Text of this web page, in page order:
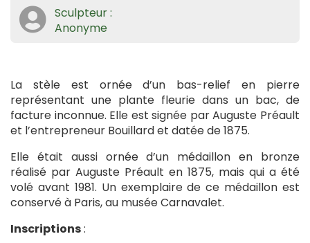
Sculpteur :
Anonyme
La stèle est ornée d’un bas-relief en pierre
représentant une plante fleurie dans un bac, de
facture inconnue. Elle est signée par Auguste Préault
et l’entrepreneur Bouillard et datée de 1875.
Elle était aussi ornée d’un médaillon en bronze
réalisé par Auguste Préault en 1875, mais qui a été
volé avant 1981. Un exemplaire de ce médaillon est
conservé à Paris, au musée Carnavalet.
Inscriptions: